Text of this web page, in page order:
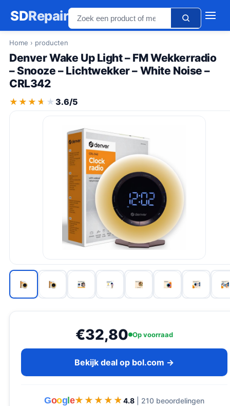
SDRepair
Home › producten
Denver Wake Up Light – FM Wekkerradio
– Snooze – Lichtwekker – White Noise –
CRL342
★★★★★
★★★★★ 3.6/5
€32,80 Op voorraad
Bekijk deal op bol.com →
Goog e★★★★★
★★★★★ 4.8 | 210 beoordelingen